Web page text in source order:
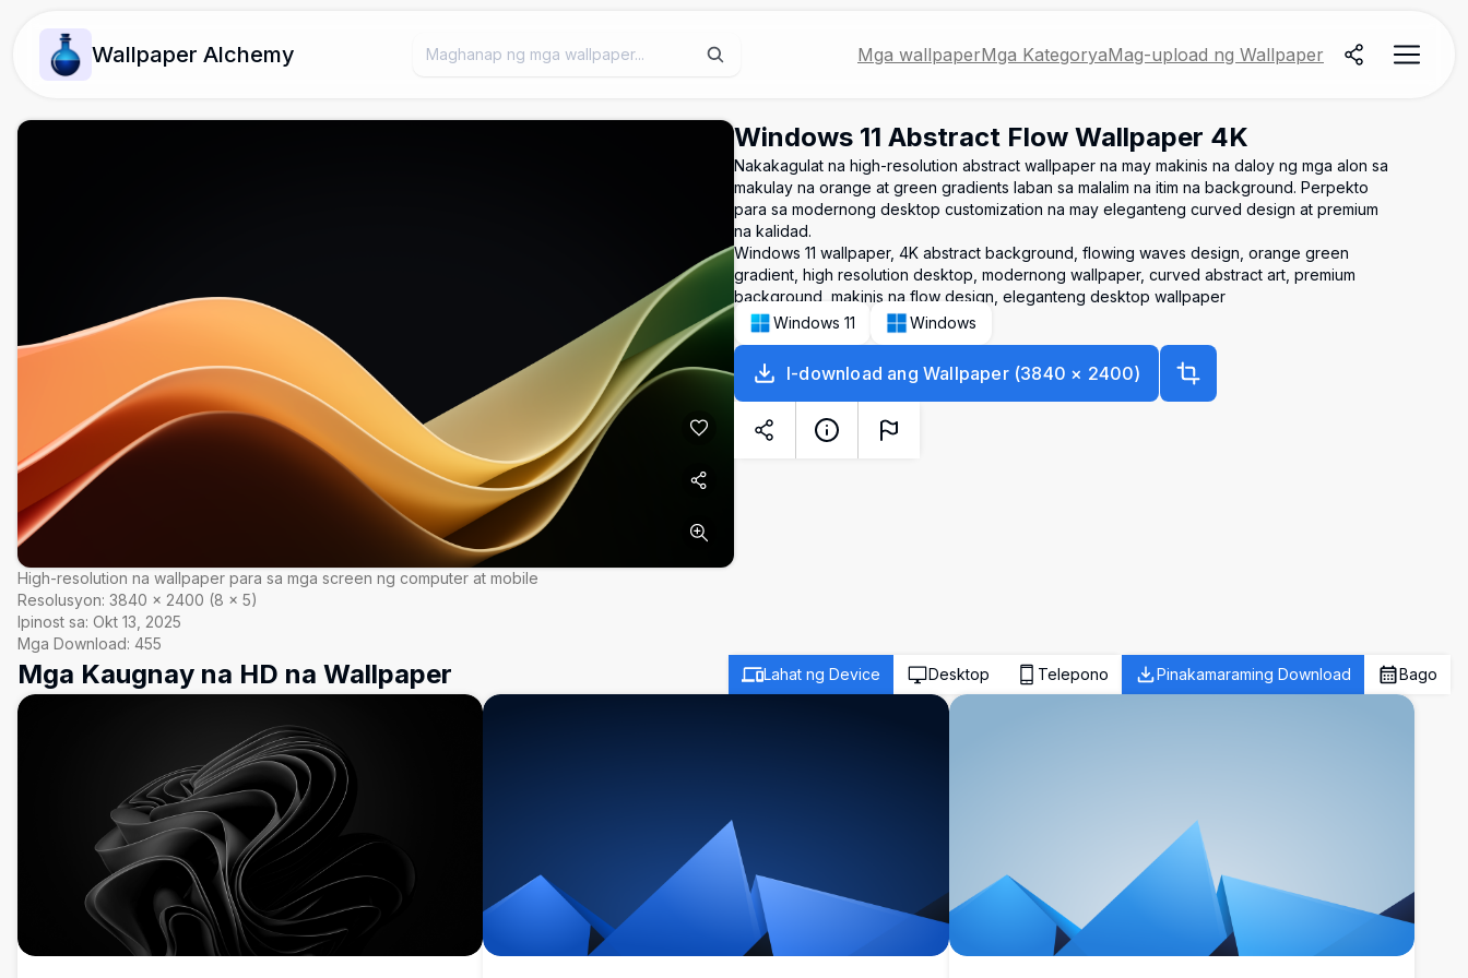
Wallpaper Alchemy Mga wallpaperMga KategoryaMag-upload ng Wallpaper
High-resolution na wallpaper para sa mga screen ng computer at mobile
Resolusyon: 3840 × 2400 (8 × 5)
Ipinost sa: Okt 13, 2025
Mga Download: 455
Windows 11 Abstract Flow Wallpaper 4K
Nakakagulat na high-resolution abstract wallpaper na may makinis na daloy ng mga alon sa
makulay na orange at green gradients laban sa malalim na itim na background. Perpekto
para sa modernong desktop customization na may eleganteng curved design at premium
na kalidad.
Windows 11 wallpaper, 4K abstract background, flowing waves design, orange green
gradient, high resolution desktop, modernong wallpaper, curved abstract art, premium
background, makinis na flow design, eleganteng desktop wallpaper
Windows 11
Windows
I-download ang Wallpaper(3840 × 2400)
Mga Kaugnay na HD na Wallpaper Lahat ng Device Desktop Telepono Pinakamaraming Download Bago